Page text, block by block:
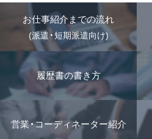
お仕事紹介までの流れ
(派遣・短期派遣向け)
履歴書の書き方
営業・コーディネーター紹介